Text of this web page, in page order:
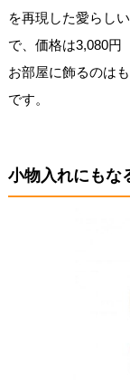
を再現した愛らし
で、価格は3,080円
お部屋に飾るのは
です。
小物入れにもな